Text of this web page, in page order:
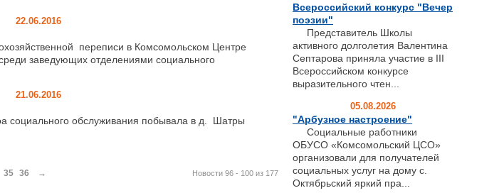
22.06.2016
переписи в Комсомольском Центре
заведующих отделениями социального
21.06.2016
социального обслуживания побывала в д. Шатры
Новости 96 - 100 из 177
35 36 →
Всероссийский конкурс "Вечер
поэзии"
Представитель Школы
активного долголетия Валентина
Септарова приняла участие в III
Всероссийском конкурсе
выразительного чтен...
05.08.2026
"Арбузное настроение"
Социальные работники
ОБУСО «Комсомольский ЦСО»
организовали для получателей
социальных услуг на дому с.
Октябрьский яркий пра...